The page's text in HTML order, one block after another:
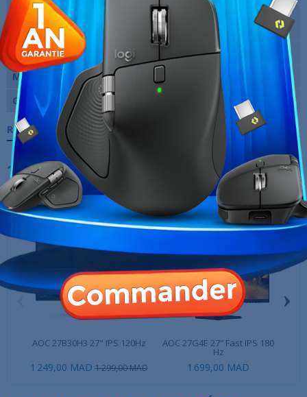
Fréquence verticale
maxi
180 Hz
Temps de réponse
1 ms
Marque
Garantie
Références spécifiques
10 AUTRES PRODUITS DANS LA MÊME
CATÉGORIE :
AOC 27B30H3 27" IPS 120Hz
1 249,00 MAD 1 299,00 MAD
AOC 27G4E 27″ Fast IPS 180
Hz
1 699,00 MAD
‹ ›